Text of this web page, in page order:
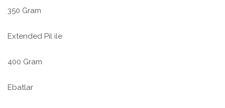
350 Gram
Extended Pil ile
400 Gram
Ebatlar